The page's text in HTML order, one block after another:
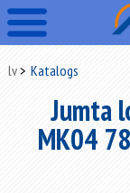
lv Katalogs
Jumta
MK04